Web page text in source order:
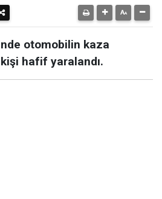
otomobilin kaza
hafif yaralandı.